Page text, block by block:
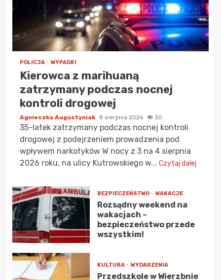
POLICJA WYPADKI
Kierowca z marihuaną
zatrzymany podczas nocnej
kontroli drogowej
Agnieszka Augustyniak 8 sierpnia 2026 30
35-latek zatrzymany podczas nocnej kontroli
drogowej z podejrzeniem prowadzenia pod
wpływem narkotyków W nocy z 3 na 4 sierpnia
2026 roku, na ulicy Kutrowskiego w... Czytaj dalej
BEZPIECZEŃSTWO WAKACJE
Rozsądny weekend na
wakacjach –
bezpieczeństwo przede
wszystkim!
KULTURA WYDARZENIA
Przedszkole w Wierzbnie